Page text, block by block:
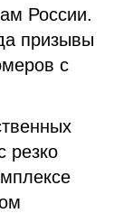
России.
призывы
с
резко